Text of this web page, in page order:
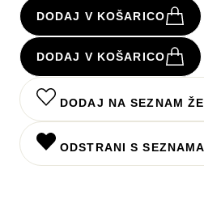
DODAJ V KOŠARICO
DODAJ V KOŠARICO
DODAJ NA SEZNAM
ODSTRANI S